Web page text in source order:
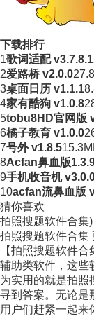
下载排行
1歌词适配 v3.7.8.1
2爱路桥 v2.0.0
3桌面日历 v1.1.1
4家有酷狗 v1.0.8
5tobu8HD官网版
6橘子教育 v1.0.0
7号外 v1.8.5
8Acfan鼻血版
9手机收音机
10acfan流鼻血版
猜你喜欢
拍照搜题软件合集)
拍照搜题软件合集
【拍照搜题软件
辅助类软件，这些
为实用的就是拍照
寻到答案。无论是
用户们赶紧一起来